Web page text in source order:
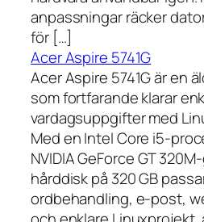
anpassningar räcker
för […]
Acer Aspire 5741G
Acer Aspire 5741G är en
som fortfarande klarar
vardagsuppgifter med
Med en Intel Core i5-
NVIDIA GeForce GT
hårddisk på 320 GB
ordbehandling, e-post,